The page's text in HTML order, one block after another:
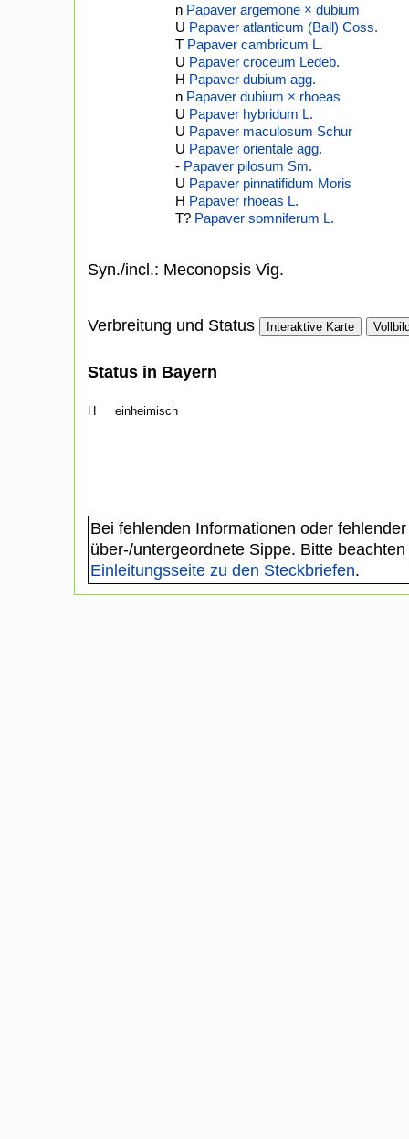
n Papaver argemone × dubium
U Papaver atlanticum (Ball) Coss.
T Papaver cambricum L.
U Papaver croceum Ledeb.
H Papaver dubium agg.
n Papaver dubium × rhoeas
U Papaver hybridum L.
U Papaver maculosum Schur
U Papaver orientale agg.
- Papaver pilosum Sm.
U Papaver pinnatifidum Moris
H Papaver rhoeas L.
T? Papaver somniferum L.
Syn./incl.: Meconopsis Vig.
Verbreitung und Status Interaktive Karte
Status in Bayern
H einheimisch
Bei fehlenden Informationen oder
über-/untergeordnete Sippe. Bitte
Einleitungsseite zu den Steckbriefen.